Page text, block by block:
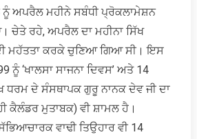
ਚਰਚਾ
ਅਪਰੈਲ ਮਹੀਨੇ ਸਬੰਧੀ ਪ੍ਰੋਕਲਾਮੇਸ਼ਨ
ਚੇਤੇ ਰਹੇ, ਅਪਰੈਲ ਦਾ ਮਹੀਨਾ ਸਿੱਖ
ਮਹੱਤਤਾ ਕਰਕੇ ਚੁਣਿਆ ਗਿਆ ਸੀ। ਇਸ
ਨੂੰ ‘ਖਾਲਸਾ ਸਾਜਨਾ ਦਿਵਸ’ ਅਤੇ 14
ਧਰਮ ਦੇ ਸੰਸਥਾਪਕ ਗੁਰੂ ਨਾਨਕ ਦੇਵ ਜੀ ਦਾ
ਕੈਲੰਡਰ ਮੁਤਾਬਕ) ਵੀ ਸ਼ਾਮਲ ਹੈ।
ਸੱਭਿਆਚਾਰਕ ਵਾਢੀ ਤਿਉਹਾਰ ਵੀ 14